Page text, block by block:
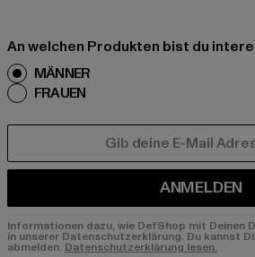
An welchen Produkten bist du
MÄNNER
FRAUEN
ANMELDEN
Informationen dazu, wie DefShop mit Deinen
in unserer Datenschutzerklärung. Du kannst
abmelden. Datenschutzerklärung lesen.